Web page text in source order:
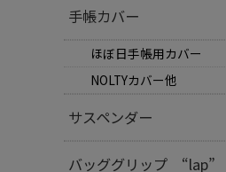
手帳カバー
ほぼ日手帳用カバー
NOLTYカバー他
サスペンダー
バッググリップ “lap”